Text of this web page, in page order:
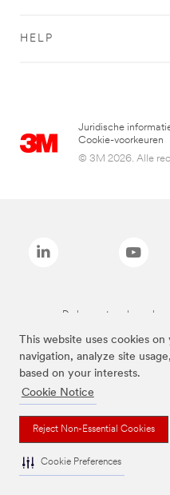
This website uses cookies
navigation, analyze site
based on your interests.
Cookie Notice
Reject Non-Essential Cookies
Cookie Preferences
HELP
Juridische
Cookie-voorkeuren
© 3M 2026. Alle
De bovenstaande merken